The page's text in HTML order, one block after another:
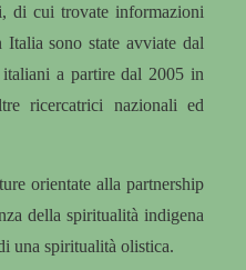
di cui trovate informazioni
sono state avviate dal
a partire dal 2005 in
ricercatrici nazionali ed
orientate alla partnership
della spiritualità indigena
una spiritualità olistica.